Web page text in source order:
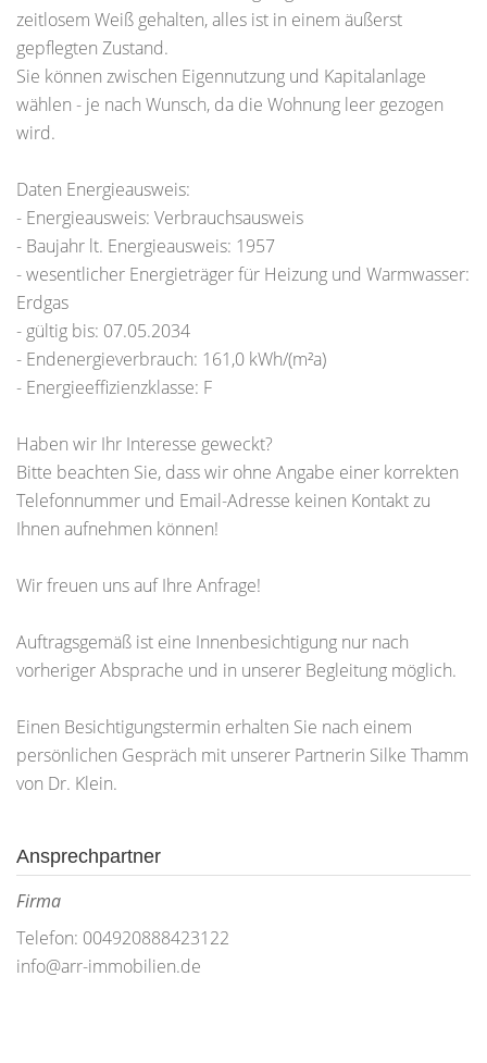
zeitlosem Weiß gehalten, alles ist in einem äußerst
gepflegten Zustand.
Sie können zwischen Eigennutzung und Kapitalanlage
wählen - je nach Wunsch, da die Wohnung leer gezogen
wird.
Daten Energieausweis:
- Energieausweis: Verbrauchsausweis
- Baujahr lt. Energieausweis: 1957
- wesentlicher Energieträger für Heizung und Warmwasser:
Erdgas
- gültig bis: 07.05.2034
- Endenergieverbrauch: 161,0 kWh/(m²a)
- Energieeffizienzklasse: F
Haben wir Ihr Interesse geweckt?
Bitte beachten Sie, dass wir ohne Angabe einer korrekten
Telefonnummer und Email-Adresse keinen Kontakt zu
Ihnen aufnehmen können!
Wir freuen uns auf Ihre Anfrage!
Auftragsgemäß ist eine Innenbesichtigung nur nach
vorheriger Absprache und in unserer Begleitung möglich.
Einen Besichtigungstermin erhalten Sie nach einem
persönlichen Gespräch mit unserer Partnerin Silke Thamm
von Dr. Klein.
Ansprechpartner
Firma
Telefon: 004920888423122
info@arr-immobilien.de